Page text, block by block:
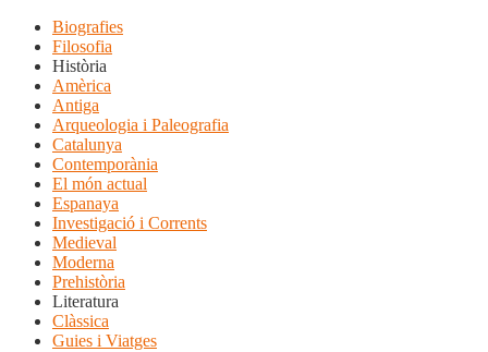
Biografies
Filosofia
Història
Amèrica
Antiga
Arqueologia i Paleografia
Catalunya
Contemporània
El món actual
Espanaya
Investigació i Corrents
Medieval
Moderna
Prehistòria
Literatura
Clàssica
Guies i Viatges